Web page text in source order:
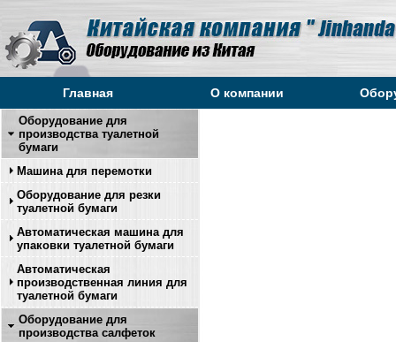
Главная О компании
Оборудование для
производства туалетной
бумаги
Машина для перемотки
Оборудование для резки
туалетной бумаги
Автоматическая машина для
упаковки туалетной бумаги
Автоматическая
производственная линия для
туалетной бумаги
Оборудование для
производства салфеток